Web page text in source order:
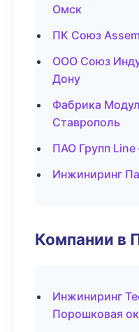
Омск
ПК Союз
ООО Союз
Дону
Фабрика
Ставрополь
ПАО Групп
Инжиниринг
Компании в
Инжиниринг
Порошковая